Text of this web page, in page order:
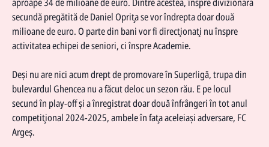
secundă pregătită deDaniel Opriţase vor îndrepta doar două
milioane de euro. O parte din bani vor fi direcţionaţi nu înspre
activitatea echipei de seniori, ci înspre Academie.
Deşi nu are nici acum drept de promovare în Superligă, trupa din
bulevardul Ghencea nu a făcut deloc un sezon rău. E pe locul
secund în play-off şi a înregistrat doar două înfrângeri în tot anul
competiţional 2024-2025, ambele în faţa aceleiaşi adversare, FC
Argeş.